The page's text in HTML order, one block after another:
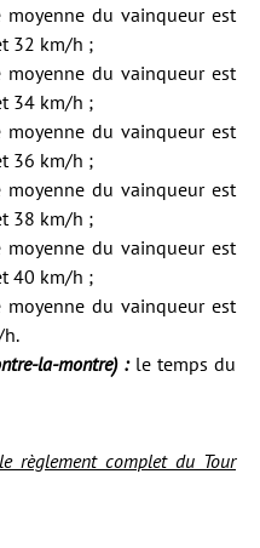
du vainqueur est
32 km/h ;
du vainqueur est
34 km/h ;
du vainqueur est
36 km/h ;
du vainqueur est
38 km/h ;
du vainqueur est
40 km/h ;
du vainqueur est
la-montre) :le temps du
règlement complet du Tour